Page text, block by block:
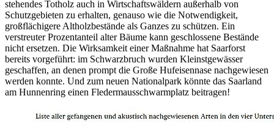
stehendes Totholz auch in Wirtschaftswäldern außerhalb von
Schutzgebieten zu erhalten, genauso wie die Notwendigkeit,
großflächigere Altholzbestände als Ganzes zu schützen. Ein
verstreuter Prozentanteil alter Bäume kann geschlossene Bestände
nicht ersetzen. Die Wirksamkeit einer Maßnahme hat Saarforst
bereits vorgeführt: im Schwarzbruch wurden Kleinstgewässer
geschaffen, an denen prompt die Große Hufeisennase nachgewiesen
werden konnte. Und zum neuen Nationalpark könnte das Saarland
am Hunnenring einen Fledermausschwarmplatz beitragen!